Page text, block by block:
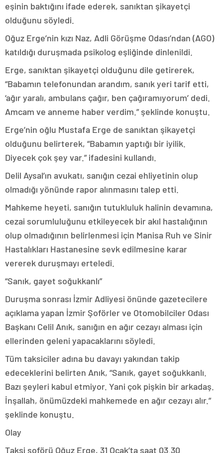
eşinin baktığını ifade ederek, sanıktan şikayetçi
olduğunu söyledi.
Oğuz Erge’nin kızı Naz, Adli Görüşme Odası’ndan (AGO)
katıldığı duruşmada psikolog eşliğinde dinlenildi.
Erge, sanıktan şikayetçi olduğunu dile getirerek,
“Babamın telefonundan arandım, sanık yeri tarif etti,
‘ağır yaralı, ambulans çağır, ben çağıramıyorum’ dedi.
Amcam ve anneme haber verdim.” şeklinde konuştu.
Erge’nin oğlu Mustafa Erge de sanıktan şikayetçi
olduğunu belirterek, “Babamın yaptığı bir iyilik.
Diyecek çok şey var.” ifadesini kullandı.
Delil Aysal’ın avukatı, sanığın cezai ehliyetinin olup
olmadığı yönünde rapor alınmasını talep etti.
Mahkeme heyeti, sanığın tutukluluk halinin devamına,
cezai sorumluluğunu etkileyecek bir akıl hastalığının
olup olmadığının belirlenmesi için Manisa Ruh ve Sinir
Hastalıkları Hastanesine sevk edilmesine karar
vererek duruşmayı erteledi.
“Sanık, gayet soğukkanlı”
Duruşma sonrası İzmir Adliyesi önünde gazetecilere
açıklama yapan İzmir Şoförler ve Otomobilciler Odası
Başkanı Celil Anık, sanığın en ağır cezayı alması için
ellerinden geleni yapacaklarını söyledi.
Tüm taksiciler adına bu davayı yakından takip
edeceklerini belirten Anık, “Sanık, gayet soğukkanlı.
Bazı şeyleri kabul etmiyor. Yani çok pişkin bir arkadaş.
İnşallah, önümüzdeki mahkemede en ağır cezayı alır.”
şeklinde konuştu.
Olay
Taksi şoförü Oğuz Erge, 31 Ocak’ta saat 03.30